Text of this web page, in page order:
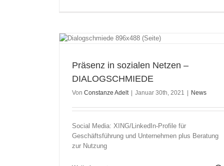
Präsenz in sozialen Netzen –
DIALOGSCHMIEDE
Von Constanze Adelt | Januar 30th, 2021 | News
Social Media: XING/LinkedIn-Profile für
Geschäftsführung und Unternehmen plus Beratung
zur Nutzung